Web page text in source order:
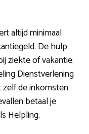
altijd minimaal
De hulp
ziekte of vakantie.
Dienstverlening
zelf de inkomsten
betaal je
Helpling.